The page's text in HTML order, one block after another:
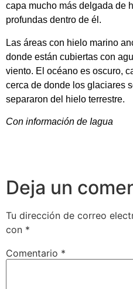
capa mucho más delgada de
profundas dentro de él.
Las áreas con hielo marino
donde están cubiertas con
viento. El océano es oscuro,
cerca de donde los glaciares
separaron del hielo terrestre.
Con información de Iagua
Deja un
Tu dirección de correo
con *
Comentario *